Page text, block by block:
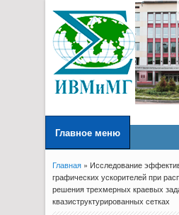
Главное меню
Вы здесь
Главная» Исследование
графических ускорителей при
решения трехмерных краевых
квазиструктурированных сетках